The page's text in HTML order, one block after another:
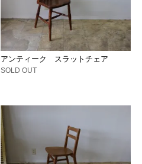
アンティーク スラットチェア
SOLD OUT